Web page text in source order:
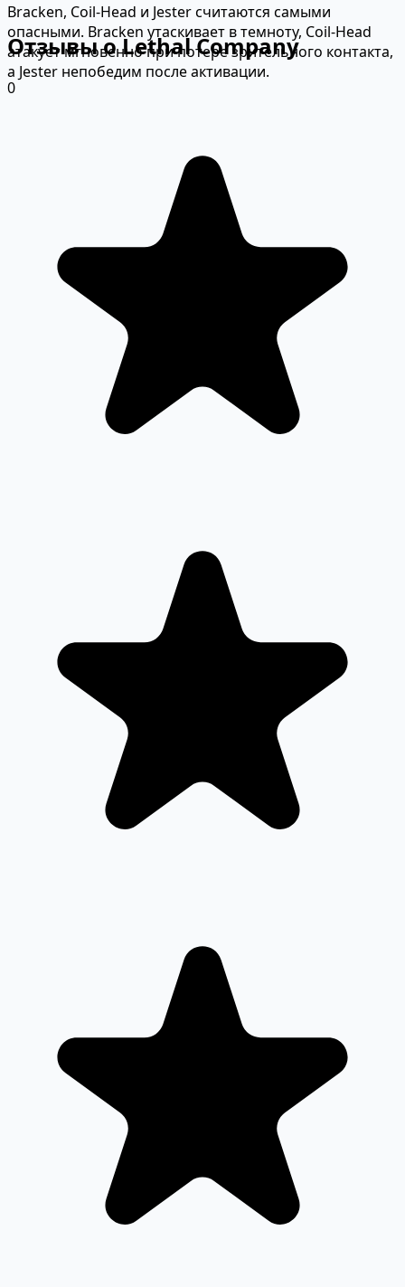
Bracken, Coil-Head и Jester считаются самыми
опасными. Bracken утаскивает в темноту, Coil-Head
атакует мгновенно при потере зрительного контакта,
а Jester непобедим после активации.
Отзывы о Lethal Company
0